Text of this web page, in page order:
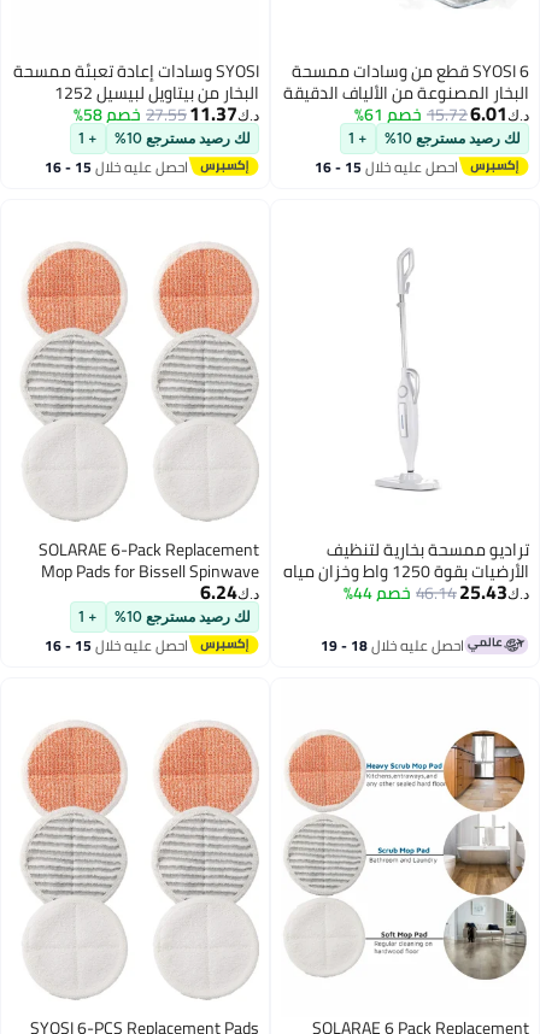
SYOSI 6 قطع من وسادات ممسحة
من الألياف الدقيقة
لمنظف البخار Dupray Neat، قابلة
وقابلة للغسل في
مصممة للأسطح المتعددة
الخشبية والبلاط
15.72خصم 61%
10%
+ 1
احصل عليه خلال 15 - 16
SYOSI وسادات إعادة تعبئة ممسحة
البخار من بيتاويل لبيسيل 1252
1606670 1543 1652 1132M
1530 11326 سلسلة مكنسة
كهربائية بالبخار للأرضيات الصلبة
سيمفوني، حزمة من 6 قطع
11.37
27.55خصم 58%
لك رصيد مسترجع 10% + 1
احصل عليه خلال 15 - 16
بخارية لتنظيف
الأرضيات بقوة 1250 واط وخزان مياه
سعة 330 مل، مع خاصية التنظيف
46.14خصم 44%
احصل عليه خلال 18 - 19
SOLARAE 6-Pack Replacement
Mop Pads for Bissell Spinwave
Models 2124, 2039A, 2307,
23157, 20391, 20399 -
Compatible Electric Hard Floor Mop
Pads (White, Orange, Off-White
6.24
لك رصيد مسترجع 10% + 1
احصل عليه خلال 15 - 16